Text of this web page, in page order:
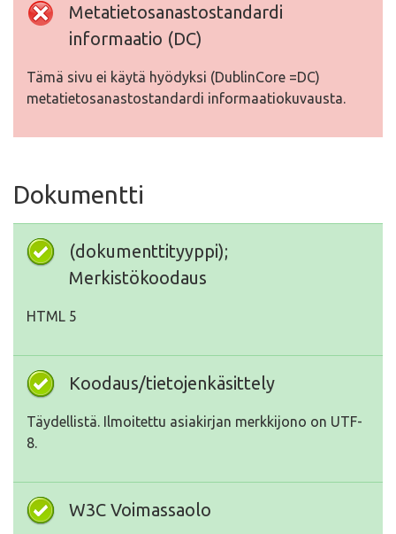
Metatietosanastostandardi
informaatio (DC)
Tämä sivu ei käytä hyödyksi (DublinCore =DC)
metatietosanastostandardi informaatiokuvausta.
Dokumentti
(dokumenttityyppi);
Merkistökoodaus
HTML 5
Koodaus/tietojenkäsittely
Täydellistä. Ilmoitettu asiakirjan merkkijono on UTF-
8.
W3C Voimassaolo